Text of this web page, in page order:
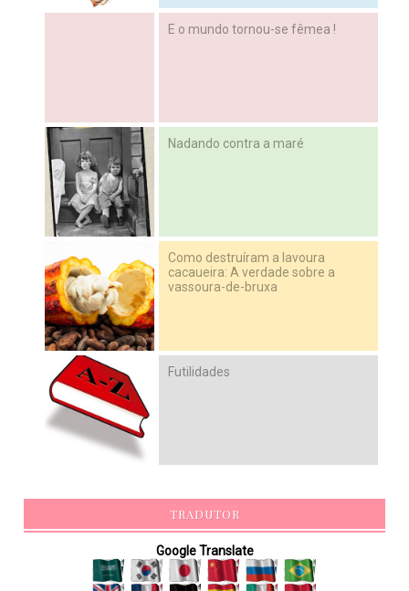
E o mundo tornou-se fêmea !
Nadando contra a maré
Como destruíram a lavoura
cacaueira: A verdade sobre a
vassoura-de-bruxa
Futilidades
TRADUTOR
Google Translate